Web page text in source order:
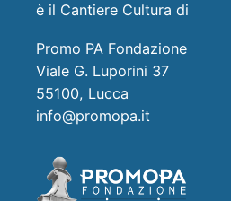
è il Cantiere Cultura di
Promo PA Fondazione
Viale G. Luporini 37
55100, Lucca
info@promopa.it